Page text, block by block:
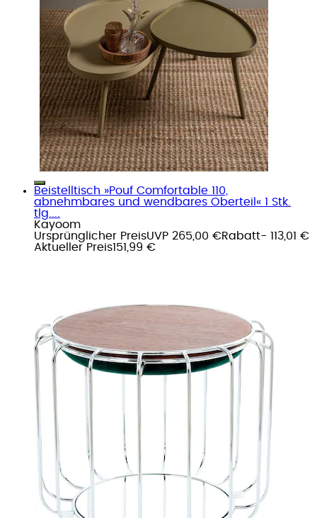
Beistelltisch »Pouf Comfortable 110,
abnehmbares und wendbares Oberteil« 1 Stk.
tlg....
Kayoom
Ursprünglicher PreisUVP 265,00 €Rabatt- 113,01 €
Aktueller Preis151,99 €